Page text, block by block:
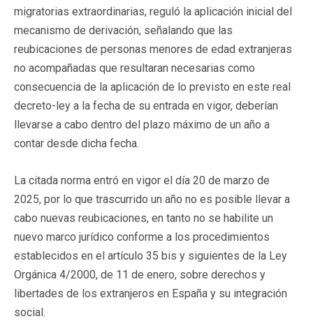
migratorias extraordinarias, reguló la aplicación inicial del
mecanismo de derivación, señalando que las
reubicaciones de personas menores de edad extranjeras
no acompañadas que resultaran necesarias como
consecuencia de la aplicación de lo previsto en este real
decreto-ley a la fecha de su entrada en vigor, deberían
llevarse a cabo dentro del plazo máximo de un año a
contar desde dicha fecha.
La citada norma entró en vigor el día 20 de marzo de
2025, por lo que trascurrido un año no es posible llevar a
cabo nuevas reubicaciones, en tanto no se habilite un
nuevo marco jurídico conforme a los procedimientos
establecidos en el artículo 35 bis y siguientes de la Ley
Orgánica 4/2000, de 11 de enero, sobre derechos y
libertades de los extranjeros en España y su integración
social.